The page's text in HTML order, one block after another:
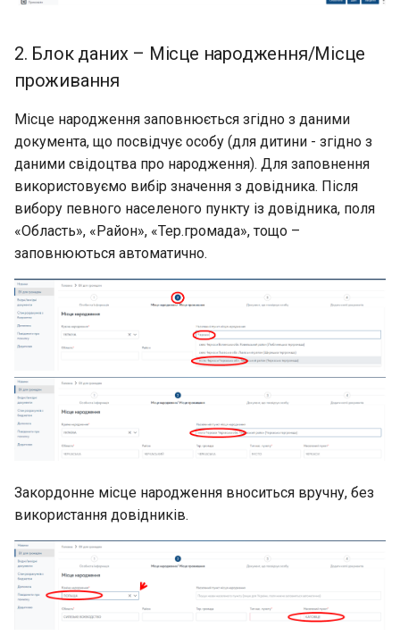
2. Блок даних – Місце народження/Місце
проживання
Місце народження заповнюється згідно з даними
документа, що посвідчує особу (для дитини - згідно з
даними свідоцтва про народження). Для заповнення
використовуємо вибір значення з довідника. Після
вибору певного населеного пункту із довідника, поля
«Область», «Район», «Тер.громада», тощо –
заповнюються автоматично.
Закордонне місце народження вноситься вручну, без
використання довідників.